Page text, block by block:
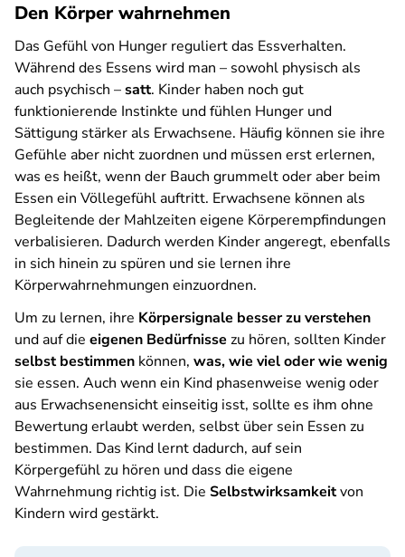
Den Körper wahrnehmen
Das Gefühl von Hunger reguliert das Essverhalten.
Während des Essens wird man – sowohl physisch als
auch psychisch –satt. Kinder haben noch gut
funktionierende Instinkte und fühlen Hunger und
Sättigung stärker als Erwachsene. Häufig können sie ihre
Gefühle aber nicht zuordnen und müssen erst erlernen,
was es heißt, wenn der Bauch grummelt oder aber beim
Essen ein Völlegefühl auftritt. Erwachsene können als
Begleitende der Mahlzeiten eigene Körperempfindungen
verbalisieren. Dadurch werden Kinder angeregt, ebenfalls
in sich hinein zu spüren und sie lernen ihre
Körperwahrnehmungen einzuordnen.
Um zu lernen, ihre Körpersignale besser zu verstehen
und auf die eigenen Bedürfnisse zu hören, sollten Kinder
selbst bestimmen können, was, wie viel oder wie wenig
sie essen. Auch wenn ein Kind phasenweise wenig oder
aus Erwachsenensicht einseitig isst, sollte es ihm ohne
Bewertung erlaubt werden, selbst über sein Essen zu
bestimmen. Das Kind lernt dadurch, auf sein
Körpergefühl zu hören und dass die eigene
Wahrnehmung richtig ist. Die Selbstwirksamkeitvon
Kindern wird gestärkt.